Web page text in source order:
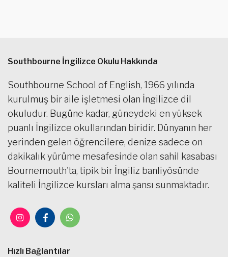
Southbourne İngilizce Okulu Hakkında
Southbourne School of English, 1966 yılında
kurulmuş bir aile işletmesi olan İngilizce dil
okuludur. Bugüne kadar, güneydeki en yüksek
puanlı İngilizce okullarından biridir. Dünyanın her
yerinden gelen öğrencilere, denize sadece on
dakikalık yürüme mesafesinde olan sahil kasabası
Bournemouth'ta, tipik bir İngiliz banliyösünde
kaliteli İngilizce kursları alma şansı sunmaktadır.
Hızlı Bağlantılar